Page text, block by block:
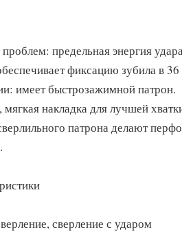
предельная энергия
фиксацию зубила в
имеет быстрозажимной патрон.
мягкая накладка для лучшей
патрона делают
сверление с ударом